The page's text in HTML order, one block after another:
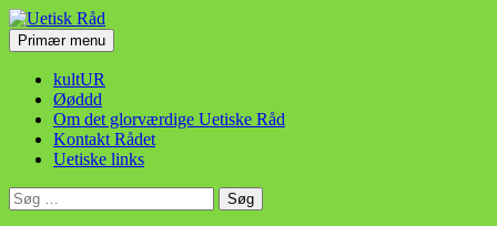
Hop
til
indhold
Uetisk Råd
SøgPrimær menu
kultUR
Øøddd
Om det glorværdige Uetiske Råd
Kontakt Rådet
Uetiske links
Søg
efter: